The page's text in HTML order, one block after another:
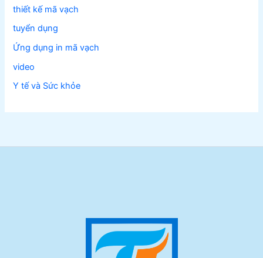
thiết kế mã vạch
tuyển dụng
Ứng dụng in mã vạch
video
Y tế và Sức khỏe